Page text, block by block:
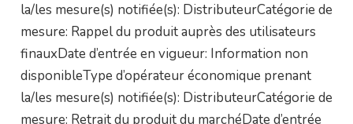
la/les mesure(s) notifiée(s): DistributeurCatégorie de
mesure: Rappel du produit auprès des utilisateurs
finauxDate d’entrée en vigueur: Information non
disponibleType d’opérateur économique prenant
la/les mesure(s) notifiée(s): DistributeurCatégorie de
mesure: Retrait du produit du marchéDate d’entrée